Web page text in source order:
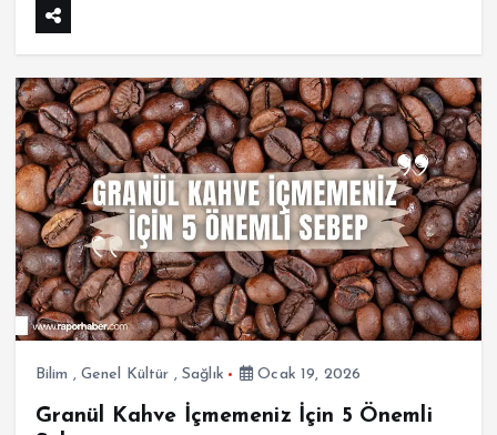
Bilim , Genel Kültür , Sağlık Ocak 19, 2026
Granül Kahve İçmemeniz İçin 5 Önemli